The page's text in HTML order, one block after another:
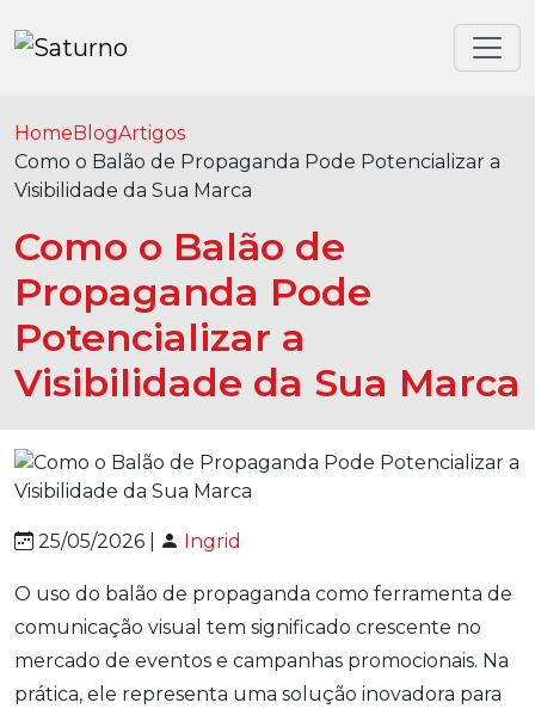
HomeBlogArtigos
Como o Balão de Propaganda Pode Potencializar a
Visibilidade da Sua Marca
Como o Balão de
Propaganda Pode
Potencializar a
Visibilidade da Sua Marca
25/05/2026 | Ingrid
O uso do balão de propaganda como ferramenta de
comunicação visual tem significado crescente no
mercado de eventos e campanhas promocionais. Na
prática, ele representa uma solução inovadora para